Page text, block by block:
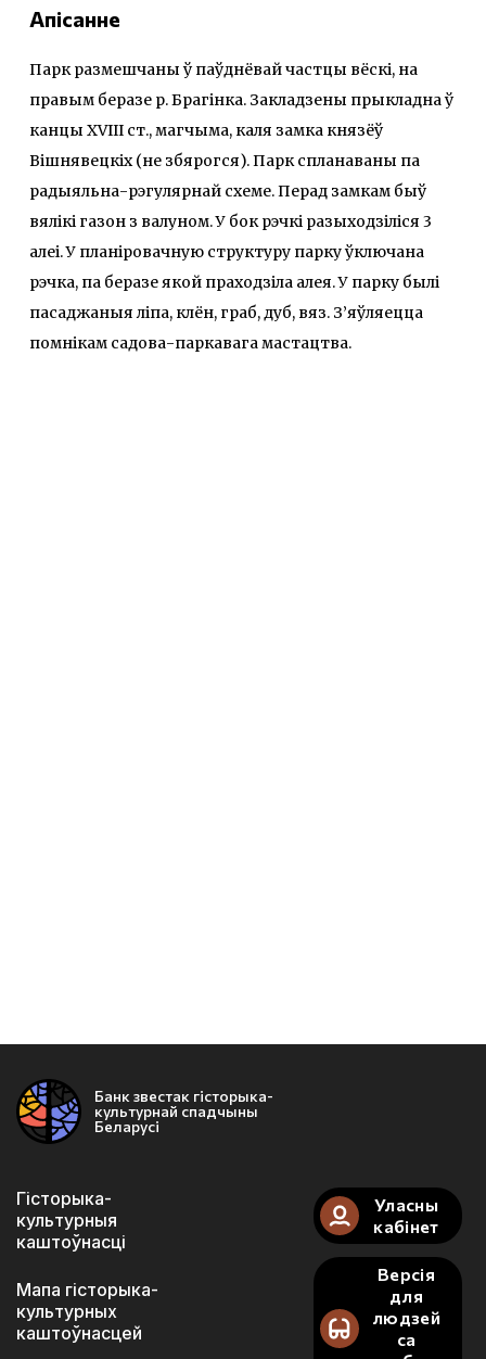
Апісанне
Парк размешчаны ў паўднёвай частцы вёскі, на
правым беразе р. Брагінка. Закладзены прыкладна ў
канцы XVIII ст., магчыма, каля замка князёў
Вішнявецкіх (не збярогся). Парк спланаваны па
радыяльна-рэгулярнай схеме. Перад замкам быў
вялікі газон з валуном. У бок рэчкі разыходзіліся 3
алеі. У планіровачную структуру парку ўключана
рэчка, па беразе якой праходзіла алея. У парку былі
пасаджаныя ліпа, клён, граб, дуб, вяз. З’яўляецца
помнікам садова-паркавага мастацтва.
Банк звестак гісторыка-
культурнай спадчыны
Беларусі
Гісторыка-
культурныя
каштоўнасці
Мапа гісторыка-
культурных
каштоўнасцей
Уласны
кабінет
Версія
для
людзей
са